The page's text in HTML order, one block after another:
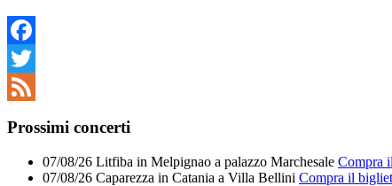
Facebook
Twitter
Prossimi concerti
07/08/26 Litfiba in Melpignao a palazzo Marchesale Compra
07/08/26 Caparezza in Catania a Villa Bellini Compra il